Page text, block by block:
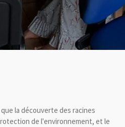
la découverte des racines
de l'environnement, et le